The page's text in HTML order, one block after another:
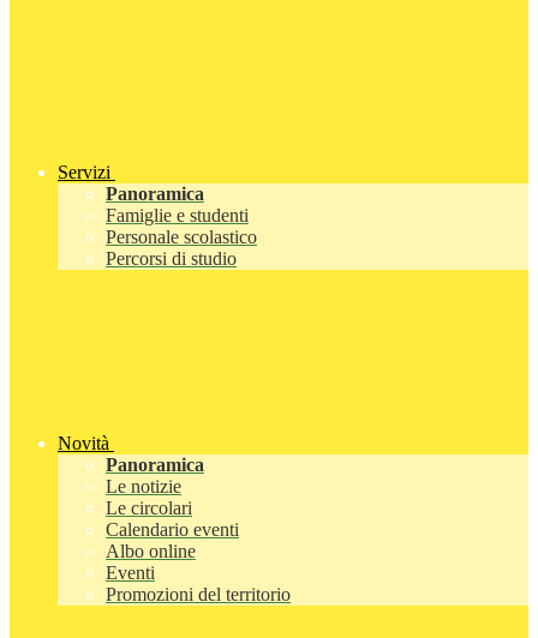
Servizi
Panoramica
Famiglie e studenti
Personale scolastico
Percorsi di studio
Novità
Panoramica
Le notizie
Le circolari
Calendario eventi
Albo online
Eventi
Promozioni del territorio